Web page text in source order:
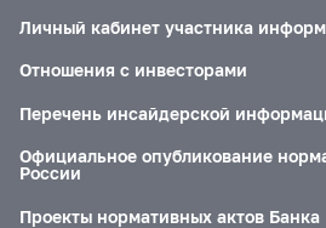
Личный кабинет участника
Отношения с инвесторами
Перечень инсайдерской
Официальное опубликование
России
Проекты нормативных актов Банка